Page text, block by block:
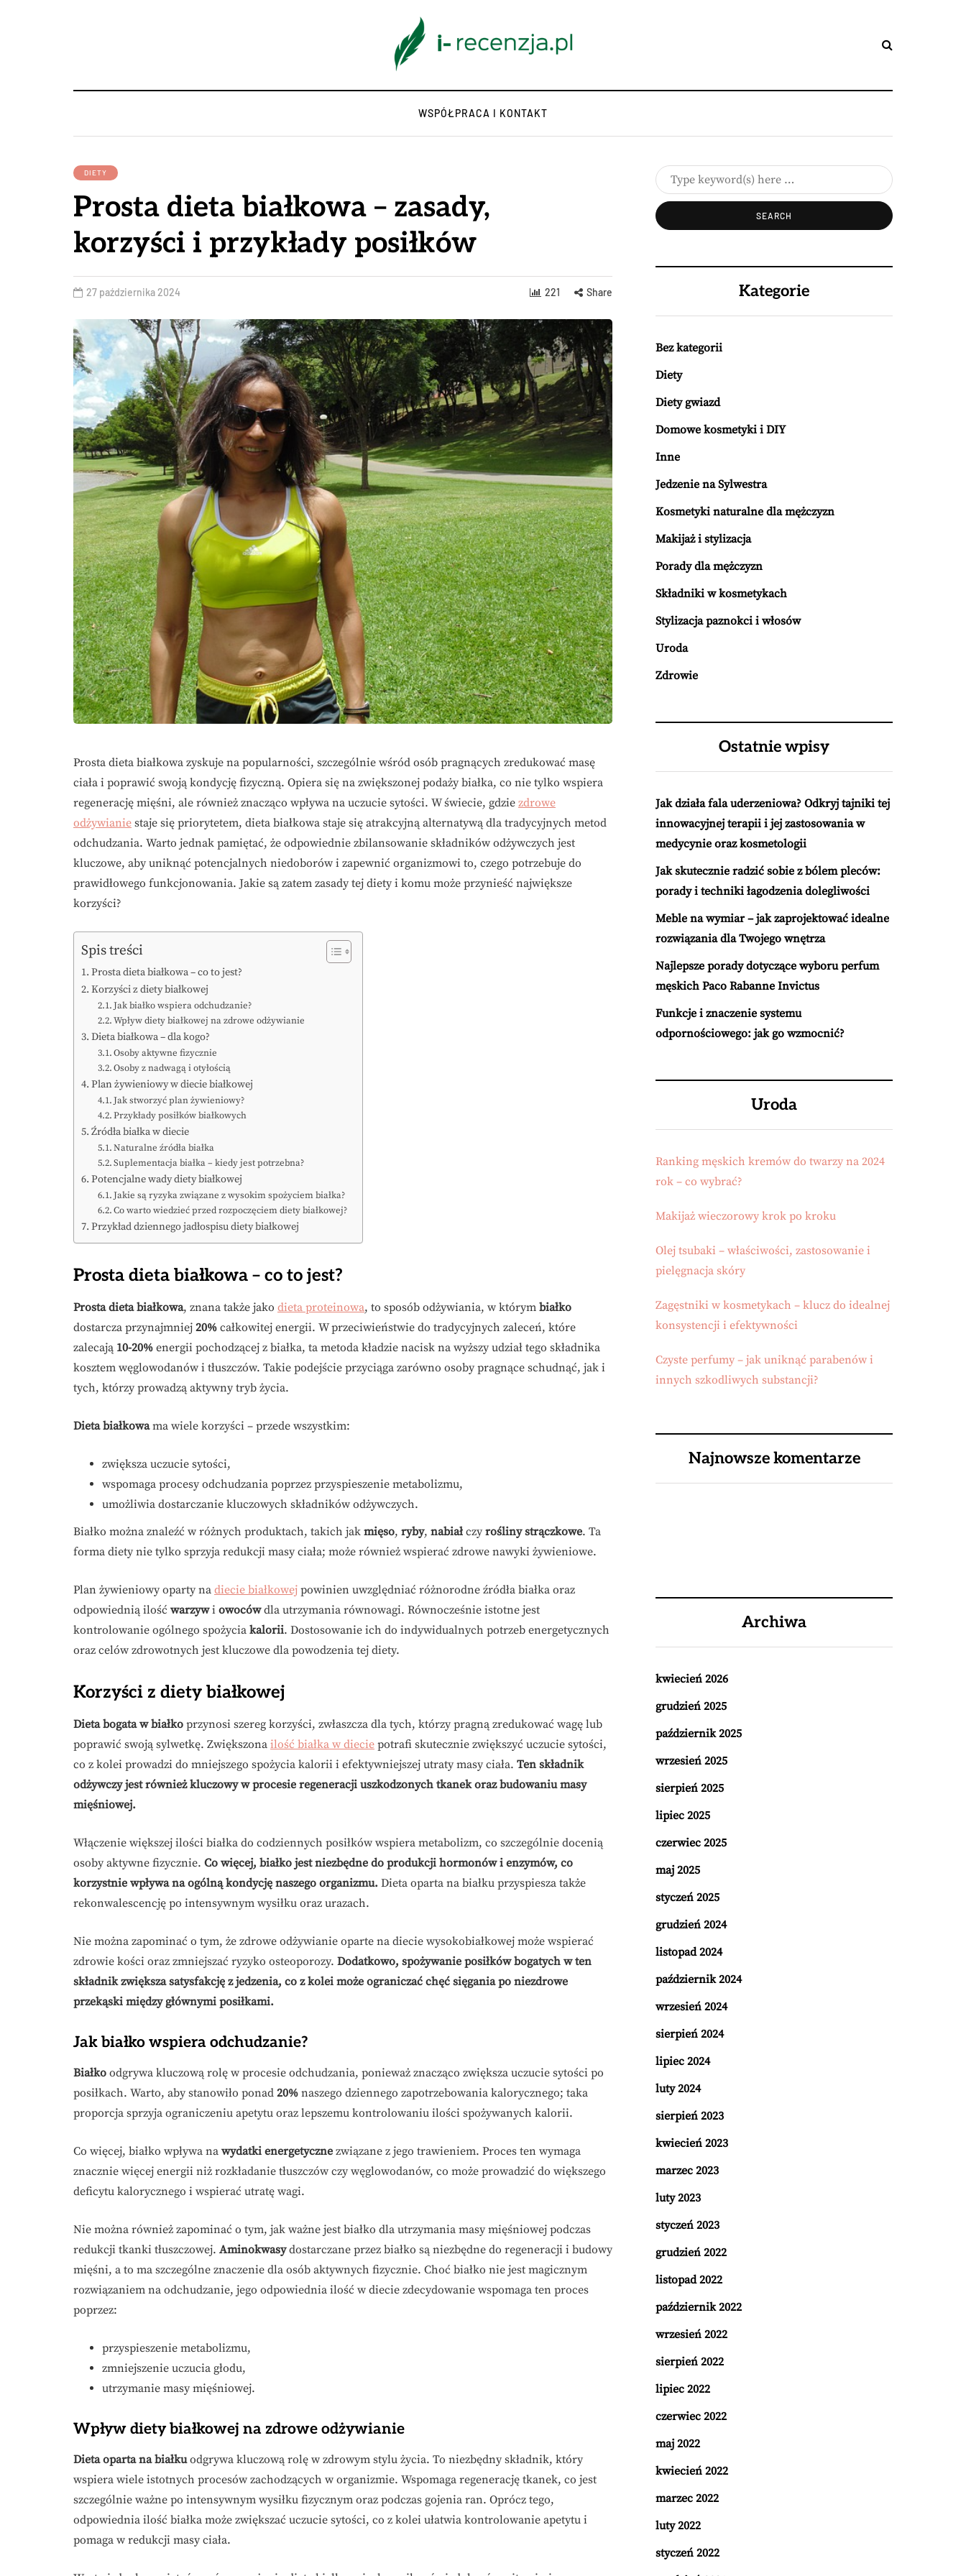
WSPÓŁPRACA I KONTAKT
DIETY
Prosta dieta białkowa – zasady,
korzyści i przykłady posiłków
27 października 2024 221 Share
Prosta dieta białkowa zyskuje na popularności, szczególnie wśród osób pragnących zredukować masę
ciała i poprawić swoją kondycję fizyczną. Opiera się na zwiększonej podaży białka, co nie tylko wspiera
regenerację mięśni, ale również znacząco wpływa na uczucie sytości. W świecie, gdzie zdrowe
odżywianie staje się priorytetem, dieta białkowa staje się atrakcyjną alternatywą dla tradycyjnych metod
odchudzania. Warto jednak pamiętać, że odpowiednie zbilansowanie składników odżywczych jest
kluczowe, aby uniknąć potencjalnych niedoborów i zapewnić organizmowi to, czego potrzebuje do
prawidłowego funkcjonowania. Jakie są zatem zasady tej diety i komu może przynieść największe
korzyści?
Spis treści
Prosta dieta białkowa – co to jest?
Korzyści z diety białkowej
Jak białko wspiera odchudzanie?
Wpływ diety białkowej na zdrowe odżywianie
Dieta białkowa – dla kogo?
Osoby aktywne fizycznie
Osoby z nadwagą i otyłością
Plan żywieniowy w diecie białkowej
Jak stworzyć plan żywieniowy?
Przykłady posiłków białkowych
Źródła białka w diecie
Naturalne źródła białka
Suplementacja białka – kiedy jest potrzebna?
Potencjalne wady diety białkowej
Jakie są ryzyka związane z wysokim spożyciem białka?
Co warto wiedzieć przed rozpoczęciem diety białkowej?
Przykład dziennego jadłospisu diety białkowej
Prosta dieta białkowa – co to jest?
Prosta dieta białkowa, znana także jako dieta proteinowa, to sposób odżywiania, w którym białko
dostarcza przynajmniej 20% całkowitej energii. W przeciwieństwie do tradycyjnych zaleceń, które
zalecają 10-20% energii pochodzącej z białka, ta metoda kładzie nacisk na wyższy udział tego składnika
kosztem węglowodanów i tłuszczów. Takie podejście przyciąga zarówno osoby pragnące schudnąć, jak i
tych, którzy prowadzą aktywny tryb życia.
Dieta białkowama wiele korzyści – przede wszystkim:
zwiększa uczucie sytości,
wspomaga procesy odchudzania poprzez przyspieszenie metabolizmu,
umożliwia dostarczanie kluczowych składników odżywczych.
Białko można znaleźć w różnych produktach, takich jak mięso, ryby, nabiał czy rośliny strączkowe. Ta
forma diety nie tylko sprzyja redukcji masy ciała; może również wspierać zdrowe nawyki żywieniowe.
Plan żywieniowy oparty na diecie białkowej powinien uwzględniać różnorodne źródła białka oraz
odpowiednią ilość warzywi owocówdla utrzymania równowagi. Równocześnie istotne jest
kontrolowanie ogólnego spożycia kalorii. Dostosowanie ich do indywidualnych potrzeb energetycznych
oraz celów zdrowotnych jest kluczowe dla powodzenia tej diety.
Korzyści z diety białkowej
Dieta bogata w białko przynosi szereg korzyści, zwłaszcza dla tych, którzy pragną zredukować wagę lub
poprawić swoją sylwetkę. Zwiększona ilość białka w diecie potrafi skutecznie zwiększyć uczucie sytości,
co z kolei prowadzi do mniejszego spożycia kalorii i efektywniejszej utraty masy ciała. Ten składnik
odżywczy jest również kluczowy w procesie regeneracji uszkodzonych tkanek oraz budowaniu masy
mięśniowej.
Włączenie większej ilości białka do codziennych posiłków wspiera metabolizm, co szczególnie docenią
osoby aktywne fizycznie. Co więcej, białko jest niezbędne do produkcji hormonów i enzymów, co
korzystnie wpływa na ogólną kondycję naszego organizmu. Dieta oparta na białku przyspiesza także
rekonwalescencję po intensywnym wysiłku oraz urazach.
Nie można zapominać o tym, że zdrowe odżywianie oparte na diecie wysokobiałkowej może wspierać
zdrowie kości oraz zmniejszać ryzyko osteoporozy. Dodatkowo, spożywanie posiłków bogatych w ten
składnik zwiększa satysfakcję z jedzenia, co z kolei może ograniczać chęć sięgania po niezdrowe
przekąski między głównymi posiłkami.
Jak białko wspiera odchudzanie?
Białko odgrywa kluczową rolę w procesie odchudzania, ponieważ znacząco zwiększa uczucie sytości po
posiłkach. Warto, aby stanowiło ponad 20% naszego dziennego zapotrzebowania kalorycznego; taka
proporcja sprzyja ograniczeniu apetytu oraz lepszemu kontrolowaniu ilości spożywanych kalorii.
Co więcej, białko wpływa na wydatki energetyczne związane z jego trawieniem. Proces ten wymaga
znacznie więcej energii niż rozkładanie tłuszczów czy węglowodanów, co może prowadzić do większego
deficytu kalorycznego i wspierać utratę wagi.
Nie można również zapominać o tym, jak ważne jest białko dla utrzymania masy mięśniowej podczas
redukcji tkanki tłuszczowej. Aminokwasydostarczane przez białko są niezbędne do regeneracji i budowy
mięśni, a to ma szczególne znaczenie dla osób aktywnych fizycznie. Choć białko nie jest magicznym
rozwiązaniem na odchudzanie, jego odpowiednia ilość w diecie zdecydowanie wspomaga ten proces
poprzez:
przyspieszenie metabolizmu,
zmniejszenie uczucia głodu,
utrzymanie masy mięśniowej.
Wpływ diety białkowej na zdrowe odżywianie
Dieta oparta na białkuodgrywa kluczową rolę w zdrowym stylu życia. To niezbędny składnik, który
wspiera wiele istotnych procesów zachodzących w organizmie. Wspomaga regenerację tkanek, co jest
szczególnie ważne po intensywnym wysiłku fizycznym oraz podczas gojenia ran. Oprócz tego,
odpowiednia ilość białka może zwiększać uczucie sytości, co z kolei ułatwia kontrolowanie apetytu i
pomaga w redukcji masy ciała.
Kategorie
Bez kategorii
Diety
Diety gwiazd
Domowe kosmetyki i DIY
Inne
Jedzenie na Sylwestra
Kosmetyki naturalne dla mężczyzn
Makijaż i stylizacja
Porady dla mężczyzn
Składniki w kosmetykach
Stylizacja paznokci i włosów
Uroda
Zdrowie
Ostatnie wpisy
Jak działa fala uderzeniowa? Odkryj tajniki tej
innowacyjnej terapii i jej zastosowania w
medycynie oraz kosmetologii
Jak skutecznie radzić sobie z bólem pleców:
porady i techniki łagodzenia dolegliwości
Meble na wymiar – jak zaprojektować idealne
rozwiązania dla Twojego wnętrza
Najlepsze porady dotyczące wyboru perfum
męskich Paco Rabanne Invictus
Funkcje i znaczenie systemu
odpornościowego: jak go wzmocnić?
Uroda
Ranking męskich kremów do twarzy na 2024
rok – co wybrać?
Makijaż wieczorowy krok po kroku
Olej tsubaki – właściwości, zastosowanie i
pielęgnacja skóry
Zagęstniki w kosmetykach – klucz do idealnej
konsystencji i efektywności
Czyste perfumy – jak uniknąć parabenów i
innych szkodliwych substancji?
Najnowsze komentarze
Archiwa
kwiecień 2026
grudzień 2025
październik 2025
wrzesień 2025
sierpień 2025
lipiec 2025
czerwiec 2025
maj 2025
styczeń 2025
grudzień 2024
listopad 2024
październik 2024
wrzesień 2024
sierpień 2024
lipiec 2024
luty 2024
sierpień 2023
kwiecień 2023
marzec 2023
luty 2023
styczeń 2023
grudzień 2022
listopad 2022
październik 2022
wrzesień 2022
sierpień 2022
lipiec 2022
czerwiec 2022
maj 2022
kwiecień 2022
marzec 2022
luty 2022
styczeń 2022